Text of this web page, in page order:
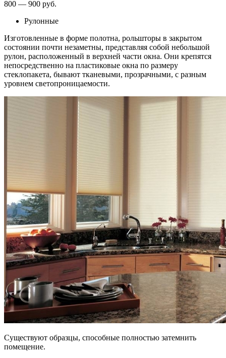
800 — 900 руб.
Рулонные
Изготовленные в форме полотна, рольшторы в закрытом
состоянии почти незаметны, представляя собой небольшой
рулон, расположенный в верхней части окна. Они крепятся
непосредственно на пластиковые окна по размеру
стеклопакета, бывают тканевыми, прозрачными, с разным
уровнем светопроницаемости.
Существуют образцы, способные полностью затемнить
помещение.